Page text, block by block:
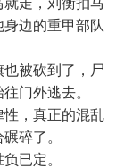
走，刘衡拍马
边的重甲部队
被砍到了，尸
门外逃去。
，真正的混乱
碎了。
已定。